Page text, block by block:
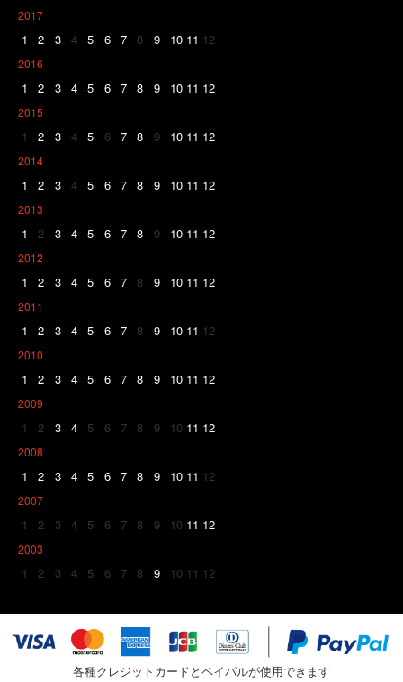
2017
1 2 3 4 5 6 7 8 9 10 11 12
2016
1 2 3 4 5 6 7 8 9 10 11 12
2015
1 2 3 4 5 6 7 8 9 10 11 12
2014
1 2 3 4 5 6 7 8 9 10 11 12
2013
1 2 3 4 5 6 7 8 9 10 11 12
2012
1 2 3 4 5 6 7 8 9 10 11 12
2011
1 2 3 4 5 6 7 8 9 10 11 12
2010
1 2 3 4 5 6 7 8 9 10 11 12
2009
1 2 3 4 5 6 7 8 9 10 11 12
2008
1 2 3 4 5 6 7 8 9 10 11 12
2007
1 2 3 4 5 6 7 8 9 10 11 12
2003
1 2 3 4 5 6 7 8 9 10 11 12
各種クレジットカードとペイパルが使用できます